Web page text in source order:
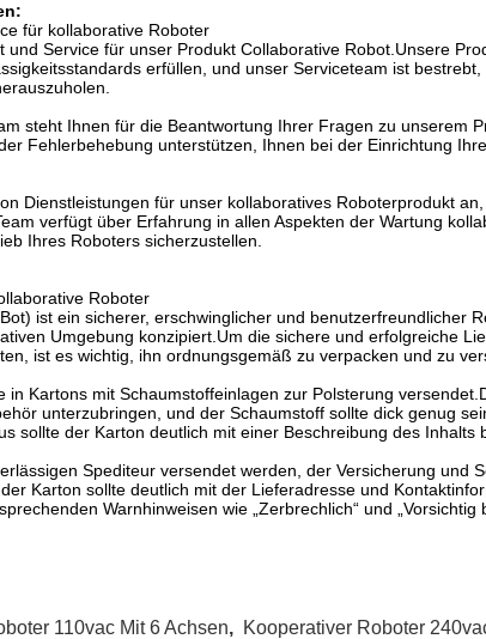
für kollaborative Roboter
und Service für unser Produkt Collaborative Robot.Unsere
erfüllen, und unser Serviceteam ist
steht Ihnen für die Beantwortung Ihrer Fragen zu unserem
Fehlerbehebung unterstützen, Ihnen bei der Einrichtung
Dienstleistungen für unser kollaboratives Roboterprodukt
verfügt über Erfahrung in allen Aspekten der Wartung
Ihres Roboters sicherzustellen.
Roboter
ist ein sicherer, erschwinglicher und benutzerfreundlicher
Umgebung konzipiert.Um die sichere und erfolgreiche
ist es wichtig, ihn ordnungsgemäß zu verpacken und zu
in Kartons mit Schaumstoffeinlagen zur Polsterung
unterzubringen, und der Schaumstoff sollte dick genug
sollte der Karton deutlich mit einer Beschreibung des Inhalts
Spediteur versendet werden, der Versicherung und
Karton sollte deutlich mit der Lieferadresse und
Warnhinweisen wie „Zerbrechlich“ und „Vorsichtig
110vac Mit 6 Achsen, Kooperativer Roboter